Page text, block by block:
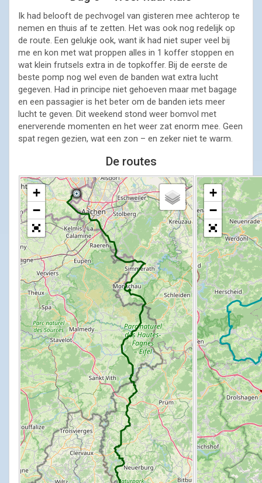
Ik had belooft de pechvogel van gisteren mee achterop te
nemen en thuis af te zetten. Het was ook nog redelijk op
de route. Een gelukje ook, want ik had niet super veel bij
me en kon met wat proppen alles in 1 koffer stoppen en
wat klein frutsels extra in de topkoffer. Bij de eerste de
beste pomp nog wel even de banden wat extra lucht
gegeven. Had in principe niet gehoeven maar met bagage
en een passagier is het beter om de banden iets meer
lucht te geven. Dit weekend stond weer bomvol met
enerverende momenten en het weer zat enorm mee. Geen
spat regen gezien, wat een zon – en zeker niet te warm.
De routes
+
−
+
−